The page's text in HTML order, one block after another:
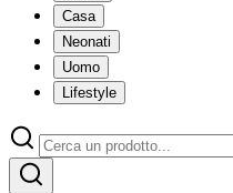
Casa
Neonati
Uomo
Lifestyle